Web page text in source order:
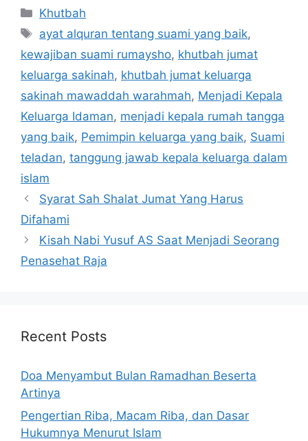
Categories
Khutbah
Tags
ayat alquran tentang suami yang baik,
kewajiban suami rumaysho, khutbah jumat
keluarga sakinah, khutbah jumat keluarga
sakinah mawaddah warahmah, Menjadi Kepala
Keluarga Idaman, menjadi kepala rumah tangga
yang baik, Pemimpin keluarga yang baik, Suami
teladan, tanggung jawab kepala keluarga dalam
islam
Syarat Sah Shalat Jumat Yang Harus
Difahami
Kisah Nabi Yusuf AS Saat Menjadi Seorang
Penasehat Raja
Recent Posts
Doa Menyambut Bulan Ramadhan Beserta
Artinya
Pengertian Riba, Macam Riba, dan Dasar
Hukumnya Menurut Islam